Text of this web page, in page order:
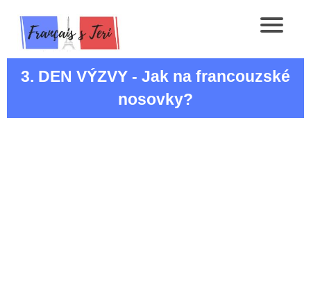
3. DEN VÝZVY - Jak na francouzské
nosovky?